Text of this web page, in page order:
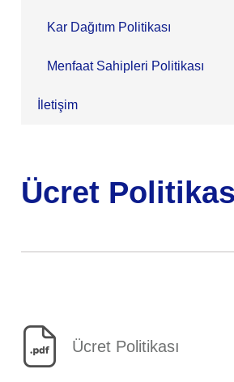
Kar Dağıtım Politikası
Menfaat Sahipleri Politikası
İletişim
Ücret
Ücret Politikası